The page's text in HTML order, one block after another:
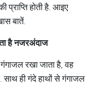
प्राप्ति होती है. आइए
बातें.
हैनजरअंदाज
रखा जाता है, वह
ही गंदे हाथों से गंगाजल